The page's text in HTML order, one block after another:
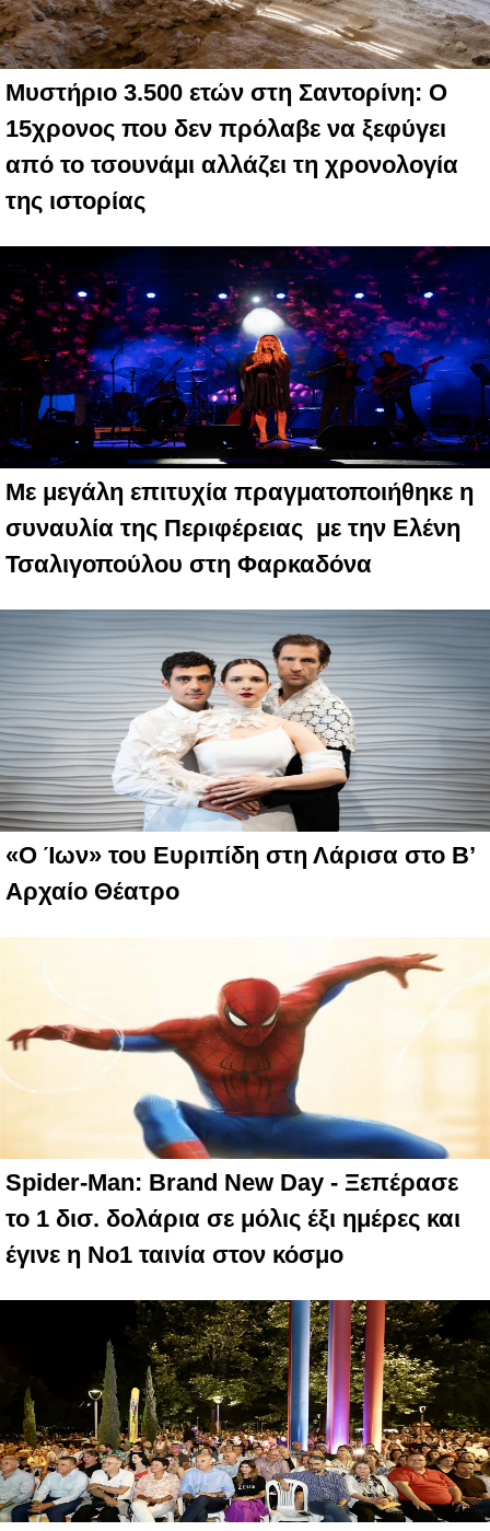
Μυστήριο 3.500 ετών στη Σαντορίνη: Ο
15χρονος που δεν πρόλαβε να ξεφύγει
από το τσουνάμι αλλάζει τη χρονολογία
της ιστορίας
Με μεγάλη επιτυχία πραγματοποιήθηκε η
συναυλία της Περιφέρειας με την Ελένη
Τσαλιγοπούλου στη Φαρκαδόνα
«Ο Ίων» του Ευριπίδη στη Λάρισα στο B’
Αρχαίο Θέατρο
Spider-Man: Brand New Day - Ξεπέρασε
το 1 δισ. δολάρια σε μόλις έξι ημέρες και
έγινε η Νο1 ταινία στον κόσμο